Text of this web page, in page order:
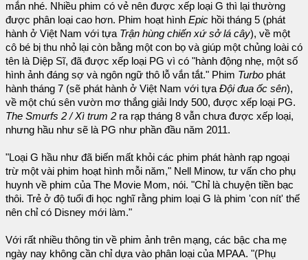
mắn nhé. Nhiều phim có vẻ nên được xếp loại G thì lại thường
được phân loại cao hơn. Phim hoạt hình Epic hồi tháng 5 (phát
hành ở Việt Nam với tựa Trận hùng chiến xứ sở lá cây), về một
cô bé bị thu nhỏ lại còn bằng một con bọ và giúp một chủng loài có
tên là Diệp Sĩ, đã được xếp loại PG vì có "hành động nhẹ, một số
hình ảnh đáng sợ và ngôn ngữ thô lỗ vắn tắt." Phim Turbo phát
hành tháng 7 (sẽ phát hành ở Việt Nam với tựa Đội đua ốc sên),
về một chú sên vườn mơ thắng giải Indy 500, được xếp loại PG.
The Smurfs 2 / Xì trum 2 ra rạp tháng 8 vẫn chưa được xếp loại,
nhưng hầu như sẽ là PG như phần đầu năm 2011.
"Loại G hầu như đã biến mất khỏi các phim phát hành rạp ngoại
trừ một vài phim hoạt hình mỗi năm," Nell Minow, tư vấn cho phụ
huynh về phim của The Movie Mom, nói. "Chỉ là chuyện tiền bạc
thôi. Trẻ ở độ tuổi đi học nghĩ rằng phim loại G là phim 'con nít' thế
nên chỉ có Disney mới làm."
Với rất nhiều thông tin về phim ảnh trên mạng, các bậc cha mẹ
ngày nay không cần chỉ dựa vào phân loại của MPAA. "(Phụ